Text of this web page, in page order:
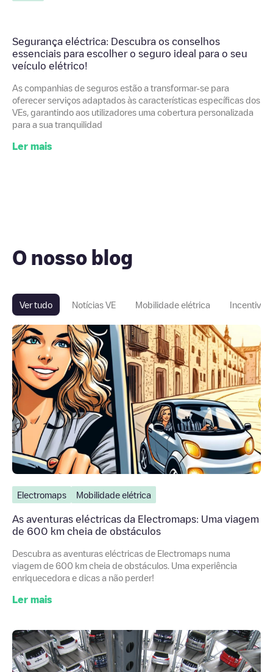
Segurança eléctrica: Descubra os conselhos
essenciais para escolher o seguro ideal para o seu
veículo elétrico!
As companhias de seguros estão a transformar-se para
oferecer serviços adaptados às características específicas dos
VEs, garantindo aos utilizadores uma cobertura personalizada
para a sua tranquilidad
Ler mais
O nosso blog
Ver tudo Notícias VE Mobilidade elétrica Incentivos
Electromaps Mobilidade elétrica
As aventuras eléctricas da Electromaps: Uma viagem
de 600 km cheia de obstáculos
Descubra as aventuras eléctricas de Electromaps numa
viagem de 600 km cheia de obstáculos. Uma experiência
enriquecedora e dicas a não perder!
Ler mais